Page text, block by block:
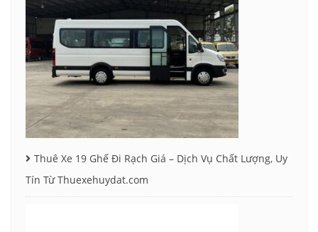
Thuê Xe 19 Ghế Đi Rạch Giá – Dịch Vụ Chất Lượng, Uy
Tín Từ Thuexehuydat.com